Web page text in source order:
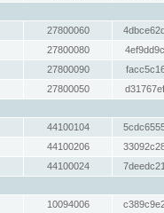
27800060
27800080
27800090
27800050
44100104
44100206
44100024
10094006